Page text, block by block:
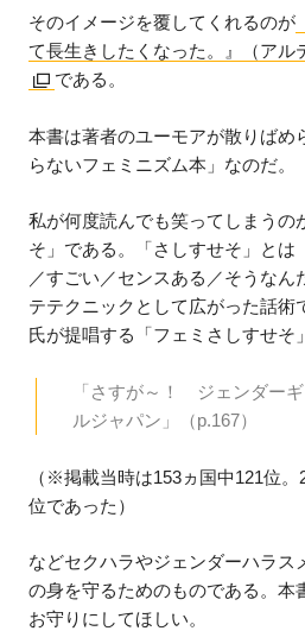
そのイメージを覆してくれるのが
て長生きしたくなった。』（アル
である。
本書は著者のユーモアが散りばめ
らないフェミニズム本」なのだ。
私が何度読んでも笑ってしまうの
そ」である。「さしすせそ」とは
／すごい／センスある／そうなん
テテクニックとして広がった話術
氏が提唱する「フェミさしすせそ
「さすが～！ ジェンダー
ルジャパン」（p.167）
（※掲載当時は153ヵ国中121位
位であった）
などセクハラやジェンダーハラス
の身を守るためのものである。本
お守りにしてほしい。